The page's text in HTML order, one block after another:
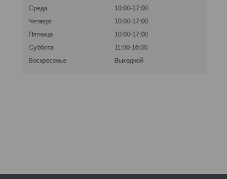
Среда
10:00-17:00
Четверг
10:00-17:00
Пятница
10:00-17:00
Суббота
11:00-16:00
Воскресенье
Выходной